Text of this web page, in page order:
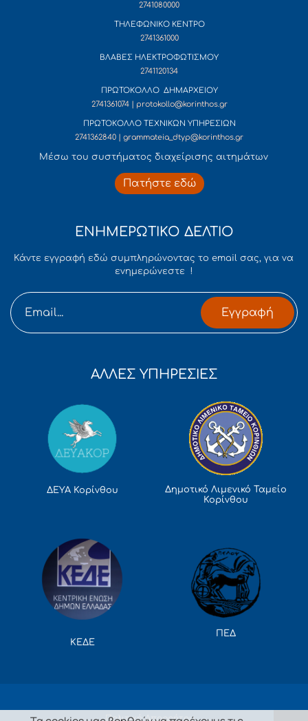
2741080000
ΤΗΛΕΦΩΝΙΚΟ ΚΕΝΤΡΟ
2741361000
ΒΛΑΒΕΣ ΗΛΕΚΤΡΟΦΩΤΙΣΜΟΥ
2741120134
ΠΡΩΤΟΚΟΛΛΟ ΔΗΜΑΡΧΕΙΟΥ
2741361074 | protokollo@korinthos.gr
ΠΡΩΤΟΚΟΛΛΟ ΤΕΧΝΙΚΩΝ ΥΠΗΡΕΣΙΩΝ
2741362840 | grammateia_dtyp@korinthos.gr
Mέσω του συστήματος διαχείρισης αιτημάτων
Πατήστε εδώ
ΕΝΗΜΕΡΩΤΙΚΟ ΔΕΛΤΙΟ
Κάντε εγγραφή εδώ συμπληρώνοντας το email σας, για να
ενημερώνεστε !
Εγγραφή
ΑΛΛΕΣ ΥΠΗΡΕΣΙΕΣ
ΔΕΥΑ Κορίνθου
Δημοτικό Λιμενικό Ταμείο
Κορίνθου
ΚΕΔΕ
ΠΕΔ
Πολιτική Απορρήτου